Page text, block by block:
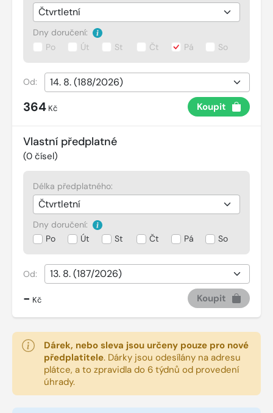
Dny doručení:
Po
Út St Čt Pá So
Od:
364 Kč Koupit
Vlastní předplatné
(0 čísel)
Délka předplatného:
Dny doručení:
Po
Út St Čt Pá So
Od:
- Kč Koupit
Dárek, nebo sleva jsou určeny pouze pro nové
předplatitele. Dárky jsou odesílány na adresu
plátce, a to zpravidla do 6 týdnů od provedení
úhrady.